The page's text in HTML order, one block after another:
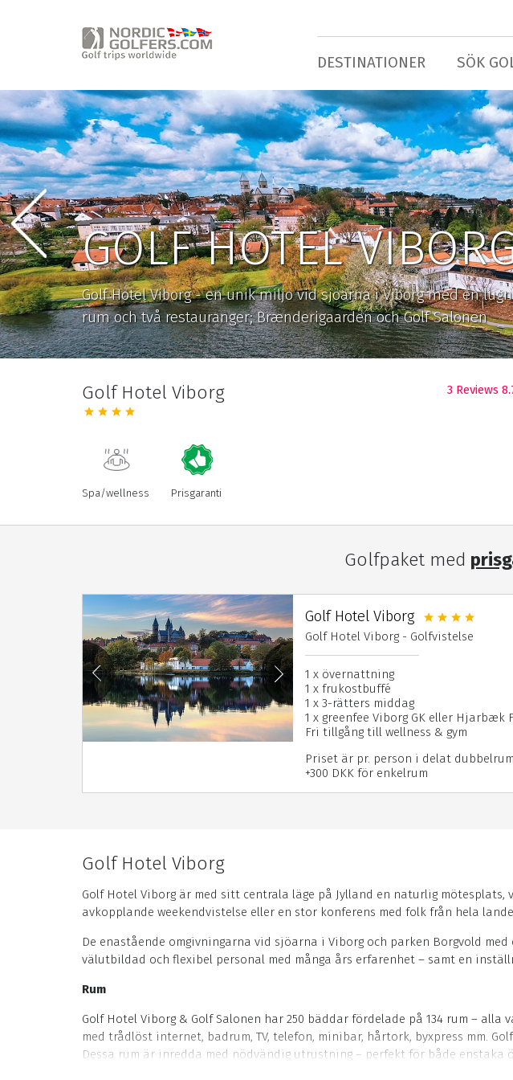
DESTINATIONER SÖK
GOLF HOTEL
Golf Hotel Viborg - en unik miljö vid sjöarna i Viborg med en
rum och två restauranger; Brænderigaarden och Golf Salonen
Golf Hotel Viborg 3 Reviews
Spa/wellness Prisgaranti
Golfpaket med
Golf Hotel Viborg
Golf Hotel Viborg - Golfvistelse
1 x övernattning
1 x frukostbuffé
1 x 3-rätters middag
1 x greenfee Viborg GK eller Hjarbæk
Fri tillgång till wellness & gym
Priset är pr. person i delat dubbelrum
+300 DKK för enkelrum
Golf Hotel Viborg
Golf Hotel Viborg är med sitt centrala läge på Jylland en naturlig
avkopplande weekendvistelse eller en stor konferens med folk från hela
De enastående omgivningarna vid sjöarna i Viborg och parken Borgvold
välutbildad och flexibel personal med många års erfarenhet – samt en
Rum
Golf Hotel Viborg & Golf Salonen har 250 bäddar fördelade på 134 rum –
med trådlöst internet, badrum, TV, telefon, minibar, hårtork, byxpress mm.
Dessa rum är inredda med nödvändig utrustning – perfekt för både enstaka